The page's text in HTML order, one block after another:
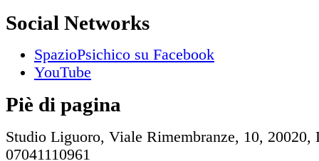
Social Networks
SpazioPsichico su Facebook
YouTube
Piè di pagina
Studio Liguoro, Viale Rimembranze, 10,
07041110961